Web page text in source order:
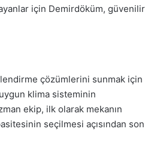
için Demirdöküm, güvenilir
çözümlerini sunmak için
klima sisteminin
ekip, ilk olarak mekanın
seçilmesi açısından son